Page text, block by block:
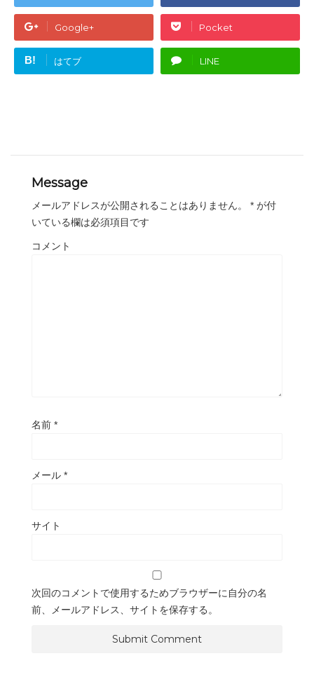
Google+ Pocket
B! はてブ LINE
Message
メールアドレスが公開されることはありません。 * が付
いている欄は必須項目です
コメント
名前 *
メール *
サイト
次回のコメントで使用するためブラウザーに自分の名
前、メールアドレス、サイトを保存する。